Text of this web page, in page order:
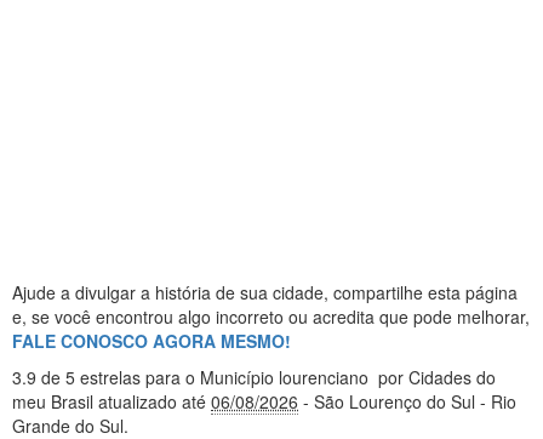
Ajude a divulgar a história de sua cidade, compartilhe esta página
e, se você encontrou algo incorreto ou acredita que pode melhorar,
FALE CONOSCO AGORA MESMO!
3.9 de 5 estrelas para o Município lourenciano por Cidades do
meu Brasil atualizado até 06/08/2026 - São Lourenço do Sul - Rio
Grande do Sul.